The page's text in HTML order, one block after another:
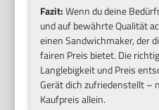
Fazit:Wenn du deine
und auf bewährte Qualität
einen Sandwichmaker, der
fairen Preis bietet. Die
Langlebigkeit und Preis
Gerät dich zufriedenstellt –
Kaufpreis allein.